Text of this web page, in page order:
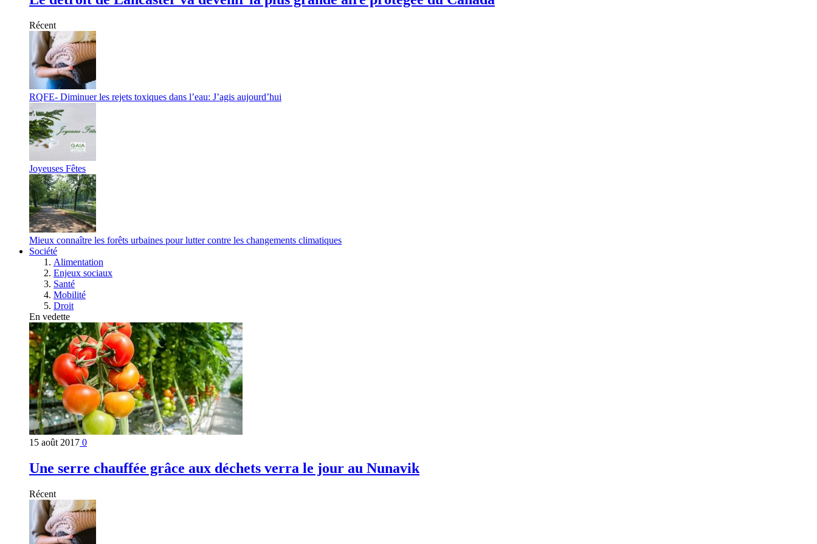
Récent
RQFE- Diminuer les rejets toxiques dans l’eau: J’agis aujourd’hui
Joyeuses Fêtes
Mieux connaître les forêts urbaines pour lutter contre les changements climatiques
Société
Alimentation
Enjeux sociaux
Santé
Mobilité
Droit
En vedette
15 août 2017 0
Une serre chauffée grâce aux déchets verra le jour au Nunavik
Récent